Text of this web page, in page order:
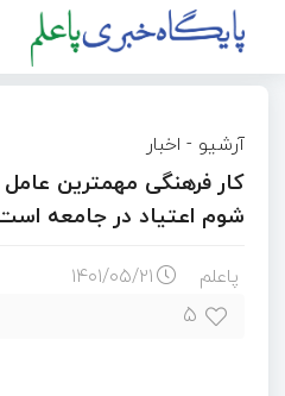
آرشیو - اخبار
کار فرهنگی مهمترین عامل
شوم اعتیاد در جامعه
پاعلم ۱۴۰۱/۰۵/۲۱
۵